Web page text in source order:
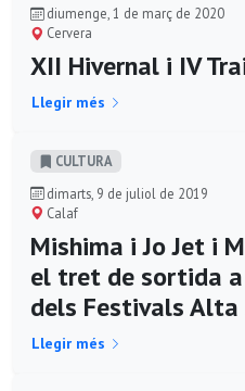
diumenge, 1 de març de 2020
Cervera
XII Hivernal i IV
Llegir més
CULTURA
dimarts, 9 de juliol de 2019
Calaf
Mishima i Jo Jet i
el tret de sortida
dels Festivals Alta
Llegir més